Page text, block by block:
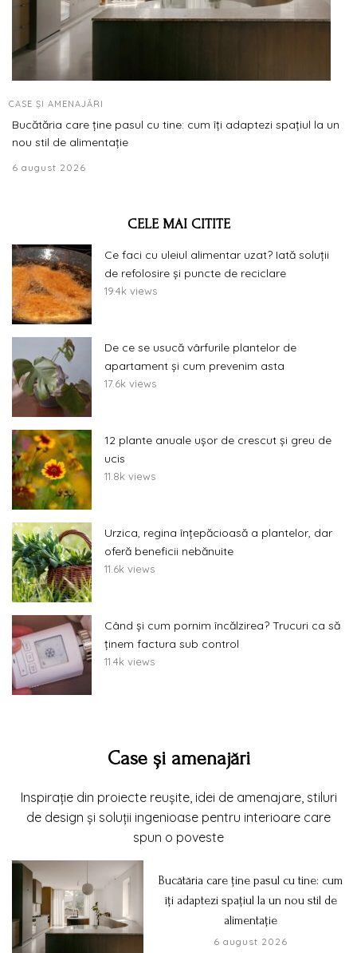
CASE ȘI AMENAJĂRI
Bucătăria care ține pasul cu tine: cum îți adaptezi spațiul la un
nou stil de alimentație
6 august 2026
CELE MAI CITITE
Ce faci cu uleiul alimentar uzat? Iată soluții
de refolosire și puncte de reciclare
19.4k views
De ce se usucă vârfurile plantelor de
apartament și cum prevenim asta
17.6k views
12 plante anuale ușor de crescut și greu de
ucis
11.8k views
Urzica, regina înțepăcioasă a plantelor, dar
oferă beneficii nebănuite
11.6k views
Când și cum pornim încălzirea? Trucuri ca să
ținem factura sub control
11.4k views
Case și amenajări
Inspirație din proiecte reușite, idei de amenajare, stiluri
de design și soluții ingenioase pentru interioare care
spun o poveste
Bucătăria care ține pasul cu tine: cum
îți adaptezi spațiul la un nou stil de
alimentație
6 august 2026